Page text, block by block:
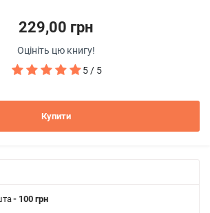
229,00 грн
Оцініть цю книгу!
5 / 5
Купити
- 100 грн